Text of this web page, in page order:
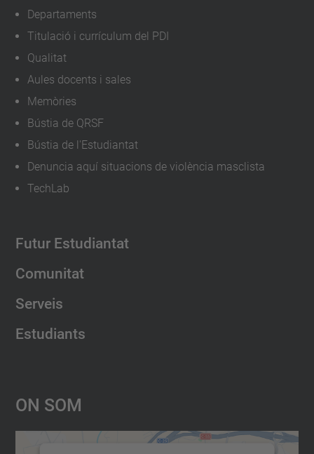
Departaments
Titulació i currículum del PDI
Qualitat
Aules docents i sales
Memòries
Bústia de QRSF
Bústia de l'Estudiantat
Denuncia aquí situacions de violència masclista
TechLab
Futur Estudiantat
Comunitat
Serveis
Estudiants
On Som